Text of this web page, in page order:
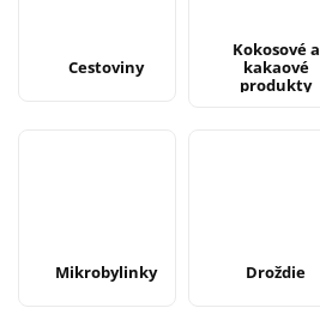
Cestoviny
Kokosové a
kakaové
produkty
Mikrobylinky Droždie